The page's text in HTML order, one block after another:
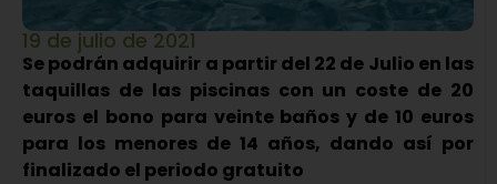
19 de julio de 2021
Se podrán adquirir a partir del 22 de Julio en las
taquillas de las piscinas con un coste de 20
euros el bono para veinte baños y de 10 euros
para los menores de 14 años, dando así por
finalizado el periodo gratuito